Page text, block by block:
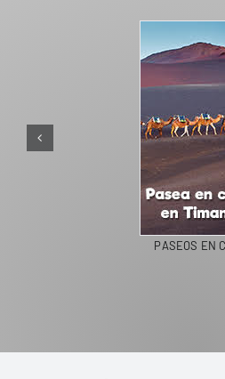
PASEOS EN